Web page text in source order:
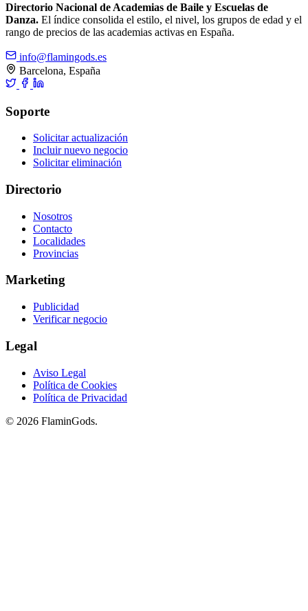
Directorio Nacional de Academias de Baile y Escuelas de
Danza. El índice consolida el estilo, el nivel, los grupos de edad y el
rango de precios de las academias activas en España.
info@flamingods.es
Barcelona, España
Soporte
Solicitar actualización
Incluir nuevo negocio
Solicitar eliminación
Directorio
Nosotros
Contacto
Localidades
Provincias
Marketing
Publicidad
Verificar negocio
Legal
Aviso Legal
Política de Cookies
Política de Privacidad
© 2026 FlaminGods.